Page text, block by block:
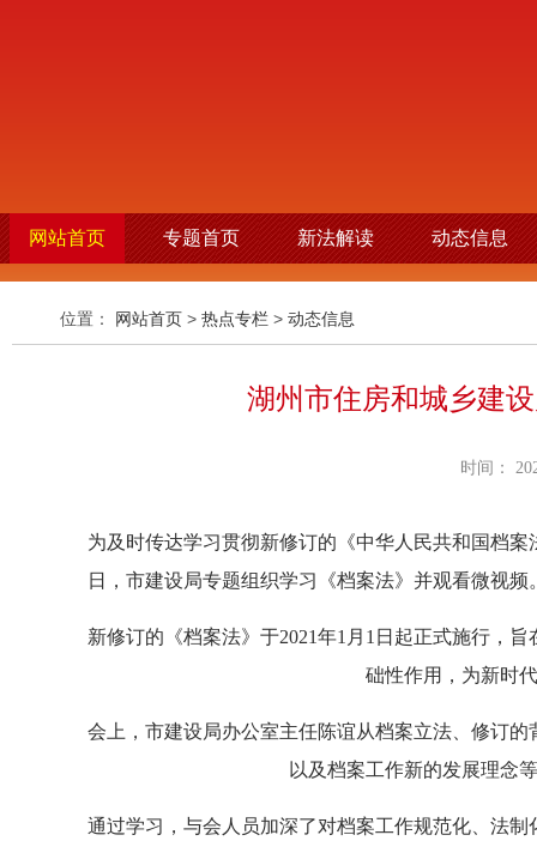
网站首页 专题首页 新法解读 动态信息
位置： 网站首页 > 热点专栏 > 动态信息
湖州市住房和城乡建
时间：
为及时传达学习贯彻新修订的《中华人民共和国档
日，市建设局专题组织学习《档案法》并观看微视
新修订的《档案法》于2021年1月1日起正式施行，
础性作用，为新时
会上，市建设局办公室主任陈谊从档案立法、修订
以及档案工作新的发展理念
通过学习，与会人员加深了对档案工作规范化、法